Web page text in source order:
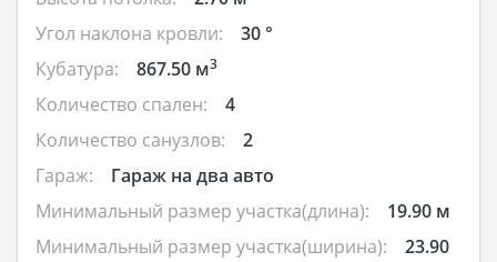
Угол наклона кровли:
30 °
Кубатура:
867.50 м3
Количество спален:
4
Количество санузлов:
2
Гараж:
Гараж на два авто
Минимальный размер участка(длина):
19.90 м
Минимальный размер участка(ширина):
23.90